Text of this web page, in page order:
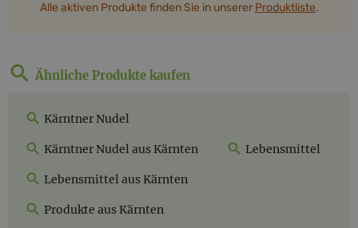
Alle aktiven Produkte finden Sie in unserer Produktliste.
Ähnliche Produkte kaufen
Kärntner Nudel
Kärntner Nudel aus Kärnten Lebensmittel
Lebensmittel aus Kärnten
Produkte aus Kärnten